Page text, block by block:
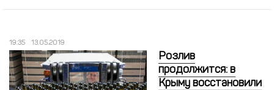
19:35 13.05.2019
Розлив
продолжится: в
Крыму восстановили